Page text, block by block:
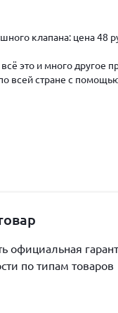
клапана: цена 48
это и много
всей стране с
официальная
по типам товаров